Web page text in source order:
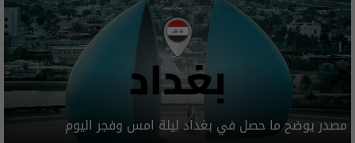
مصدر يوضح ما حصل في بغداد ليلة امس وفجر اليوم